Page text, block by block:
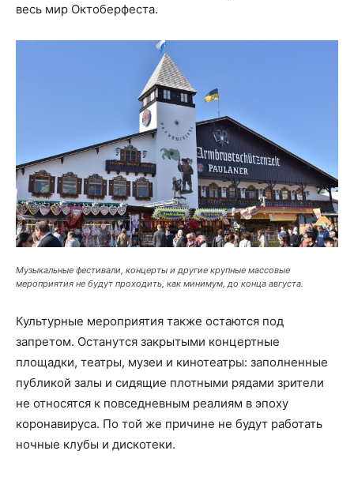
весь мир Октоберфеста.
Музыкальные фестивали, концерты и другие крупные массовые
мероприятия не будут проходить, как минимум, до конца августа.
Культурные мероприятия также остаются под
запретом. Останутся закрытыми концертные
площадки, театры, музеи и кинотеатры: заполненные
публикой залы и сидящие плотными рядами зрители
не относятся к повседневным реалиям в эпоху
коронавируса. По той же причине не будут работать
ночные клубы и дискотеки.